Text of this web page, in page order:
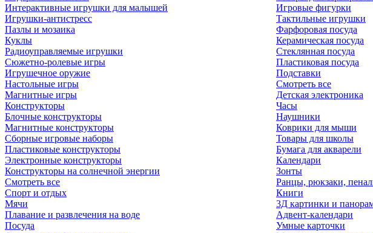
Интерактивные игрушки для малышей
Игрушки-антистресс
Игровые фигурки
Тактильные игрушки
Пазлы и мозаика
Куклы
Радиоуправляемые игрушки
Сюжетно-ролевые игры
Игрушечное оружие
Настольные игры
Магнитные игры
Конструкторы
Блочные конструкторы
Магнитные конструкторы
Сборные игровые наборы
Пластиковые конструкторы
Электронные конструкторы
Конструкторы на солнечной энергии
Смотреть все
Спорт и отдых
Мячи
Плавание и развлечения на воде
Посуда
Фарфоровая посуда
Керамическая посуда
Стеклянная посуда
Пластиковая посуда
Подставки
Смотреть все
Детская электроника
Часы
Наушники
Коврики для мыши
Товары для школы
Бумага для акварели
Календари
Зонты
Ранцы, рюкзаки,
Книги
3Д картинки и
Адвент-календари
Умные карточки